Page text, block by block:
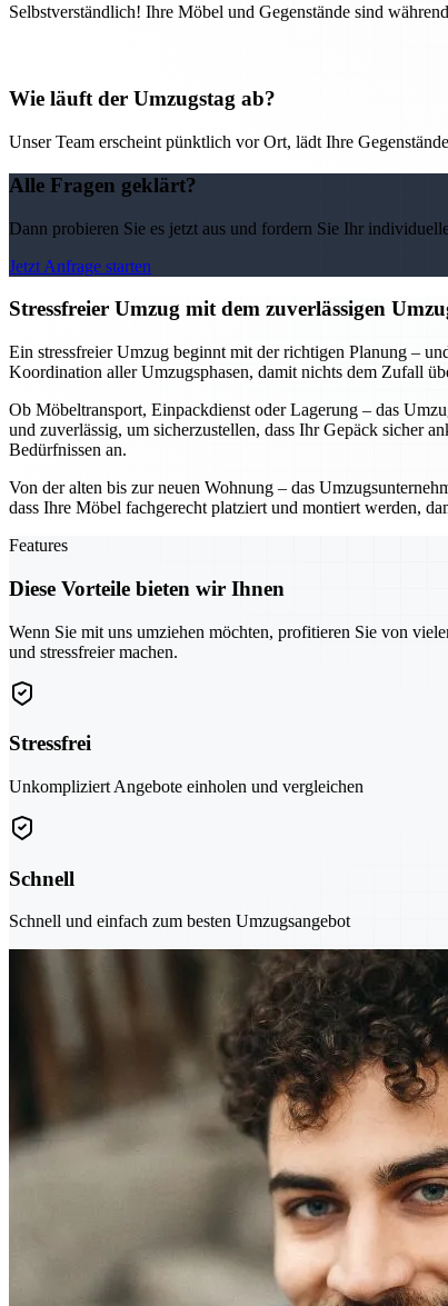
Selbstverständlich! Ihre Möbel und Gegenstände sind
Wie läuft der Umzugstag ab?
Unser Team erscheint pünktlich vor Ort, lädt Ihre
Alle Fragen geklärt?
Dann probieren Sie es jetzt aus und fordern Sie Ihr
Jetzt Anfrage starten
Stressfreier Umzug mit dem zuverlässigen
Ein stressfreier Umzug beginnt mit der richtigen Planung –
Koordination aller Umzugsphasen, damit nichts dem Zufall
Ob Möbeltransport, Einpackdienst oder Lagerung – das
und zuverlässig, um sicherzustellen, dass Ihr Gepäck sicher
Bedürfnissen an.
Von der alten bis zur neuen Wohnung – das
dass Ihre Möbel fachgerecht platziert und montiert werden,
Features
Diese Vorteile bieten wir Ihnen
Wenn Sie mit uns umziehen möchten, profitieren Sie von
und stressfreier machen.
Stressfrei
Unkompliziert Angebote einholen und vergleichen
Schnell
Schnell und einfach zum besten Umzugsangebot